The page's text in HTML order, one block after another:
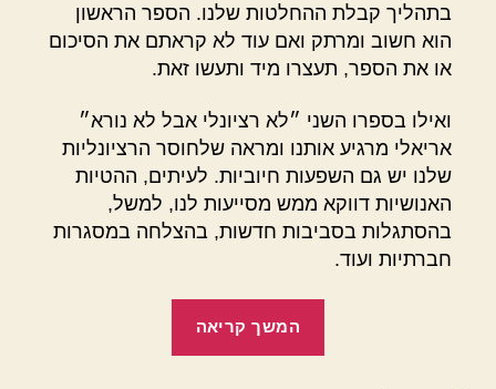
בתהליך קבלת ההחלטות שלנו. הספר הראשון
הוא חשוב ומרתק ואם עוד לא קראתם את הסיכום
או את הספר, תעצרו מיד ותעשו זאת.
ואילו בספרו השני ״לא רציונלי אבל לא נורא״
אריאלי מרגיע אותנו ומראה שלחוסר הרציונליות
שלנו יש גם השפעות חיוביות. לעיתים, ההטיות
האנושיות דווקא ממש מסייעות לנו, למשל,
בהסתגלות בסביבות חדשות, בהצלחה במסגרות
חברתיות ועוד.
המשך קריאה